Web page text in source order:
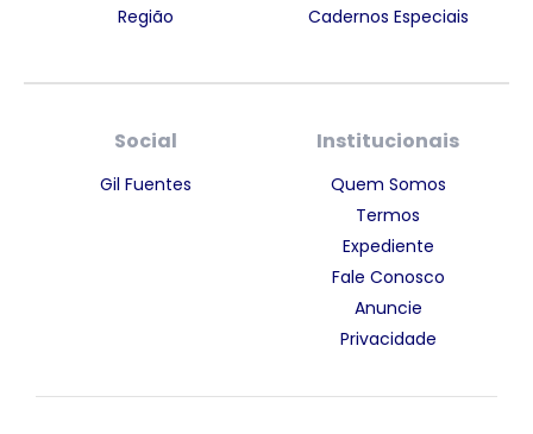
Região
Cadernos Especiais
Social
Gil Fuentes
Institucionais
Quem Somos
Termos
Expediente
Fale Conosco
Anuncie
Privacidade